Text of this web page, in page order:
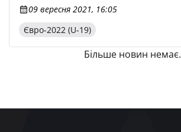
09 вересня 2021, 16:05
Євро-2022 (U-19)
Більше новин немає.